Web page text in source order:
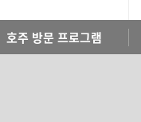
호주 방문 프로그램